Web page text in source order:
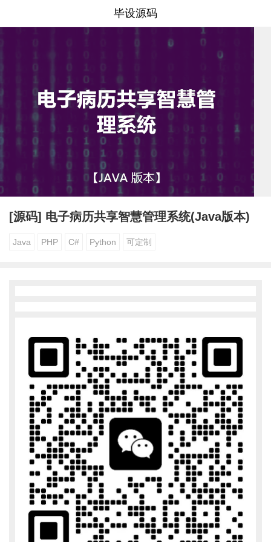
毕设源码
[源码] 电子病历共享智慧管理系统(Java版本)
Java PHP C# Python 可定制